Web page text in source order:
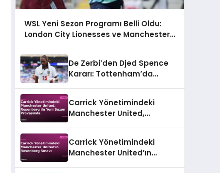
WSL Yeni Sezon Programı Belli Oldu:
London City Lionesses ve Manchester
De Zerbi’den Djed Spence
Kararı: Tottenham’da
Carrick Yönetimindeki
Manchester United,
Carrick Yönetimindeki
Manchester United’ın